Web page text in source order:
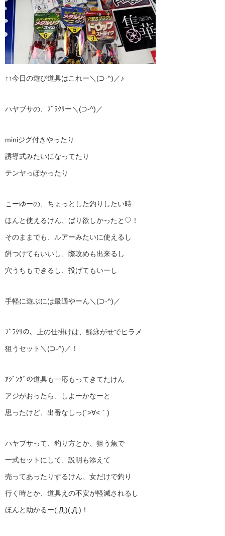
↑↑今日の遊び道具はこれー＼(⊃‐^)／♪
ハヤブサの、ﾌﾞﾗｸﾘー＼(⊃‐^)／
miniジグ付きやったり
誘導式みたいになってたり
テンヤっぽかったり
こーゆーの、ちょっとした釣りしたい時
ほんと使えるけん、ばり欲しかったと♡！
そのままでも、ルアーみたいに使えるし
餌つけてもいいし、際攻めも出来るし
穴うちもできるし、投げてもいーし
手軽に遊ぶには最適やーん＼(⊃‐^)／
ﾌﾞﾗｸﾘの、上の仕掛けは、鯵泳がせでヒラメ
狙うセット＼(⊃‐^)／！
ｱｼﾞﾝｸﾞの道具も一応もってきてたけん
アジがおったら、しよーかなーと
思ったけど、出番なしっ(´>∀<｀)ゝ
ハヤブサって、釣り方とか、狙う魚で
一式セットにして、説明も添えて
売ってあったりするけん、女だけで釣り
行く時とか、道具えの不安が軽減されるし
ほんと助かるー(;Д;)(;Д;)！